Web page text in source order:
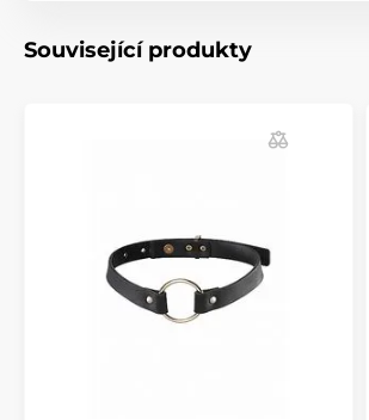
Související produkty